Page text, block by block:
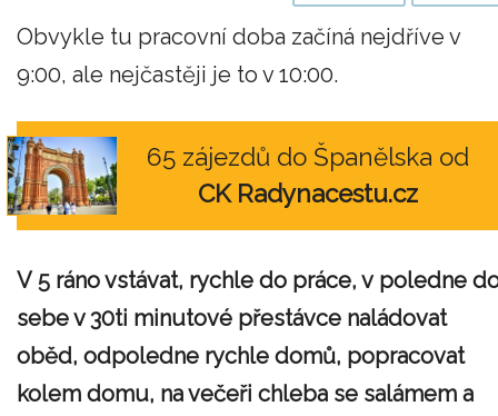
Obvykle tu pracovní doba začíná nejdříve v
9:00, ale nejčastěji je to v 10:00.
65 zájezdů do Španělska od
CK Radynacestu.cz
V 5 ráno vstávat, rychle do práce, v poledne
sebe v 30ti minutové přestávce naládovat
oběd, odpoledne rychle domů, popracovat
kolem domu, na večeři chleba se salámem a